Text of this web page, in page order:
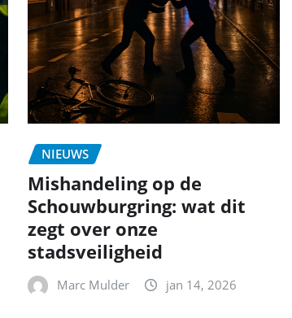
NIEUWS
Mishandeling op de
Schouwburgring: wat dit
zegt over onze
stadsveiligheid
Marc Mulder jan 14, 2026